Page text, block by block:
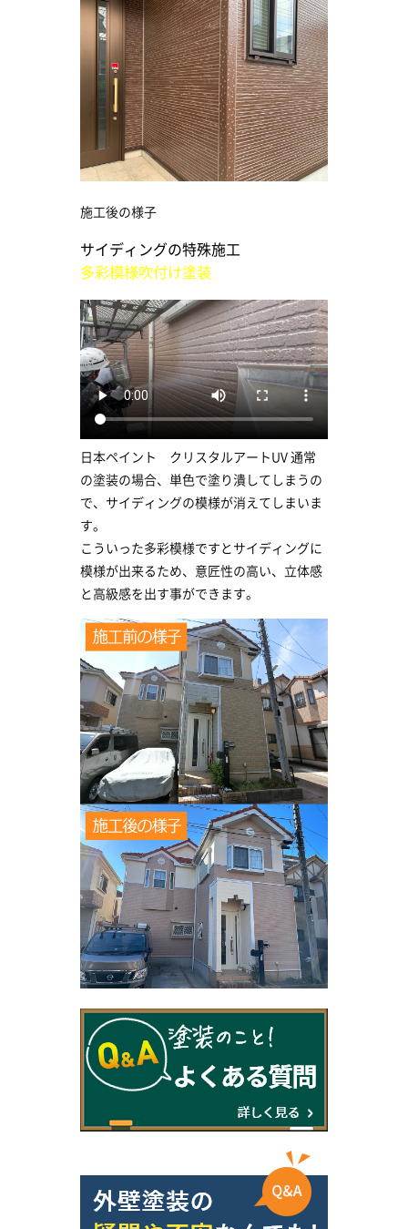
施工後の様子
サイディングの特殊施工
多彩模様吹付け塗装
日本ペイント クリスタルアートUV 通常
の塗装の場合、単色で塗り潰してしまうの
で、サイディングの模様が消えてしまいま
す。
こういった多彩模様ですとサイディングに
模様が出来るため、意匠性の高い、立体感
と高級感を出す事ができます。